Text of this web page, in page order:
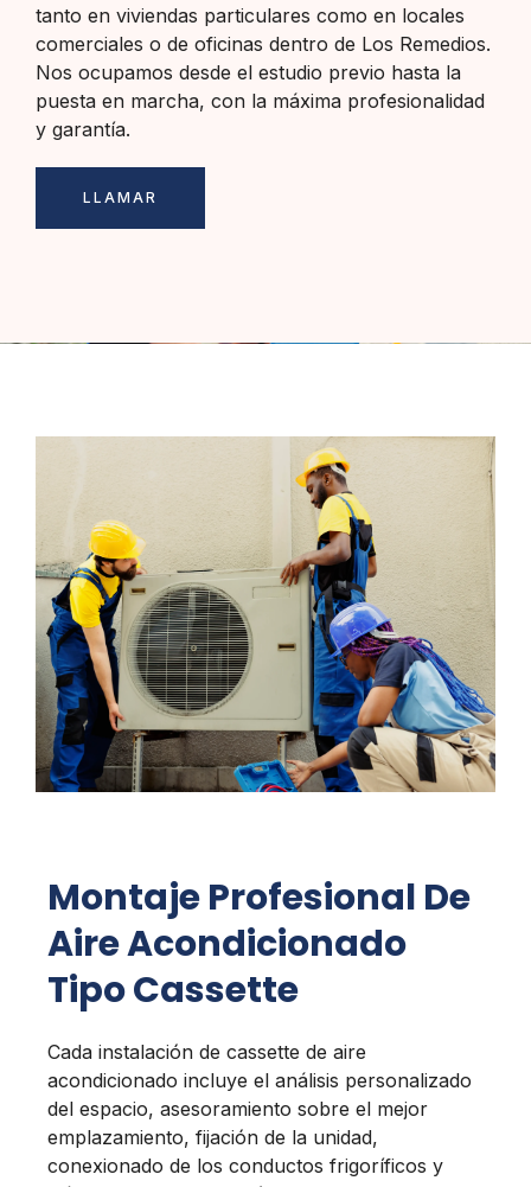
tanto en viviendas particulares como en locales
comerciales o de oficinas dentro de Los Remedios.
Nos ocupamos desde el estudio previo hasta la
puesta en marcha, con la máxima profesionalidad
y garantía.
LLAMAR
Montaje Profesional De
Aire Acondicionado
Tipo Cassette
Cada instalación de cassette de aire
acondicionado incluye el análisis personalizado
del espacio, asesoramiento sobre el mejor
emplazamiento, fijación de la unidad,
conexionado de los conductos frigoríficos y